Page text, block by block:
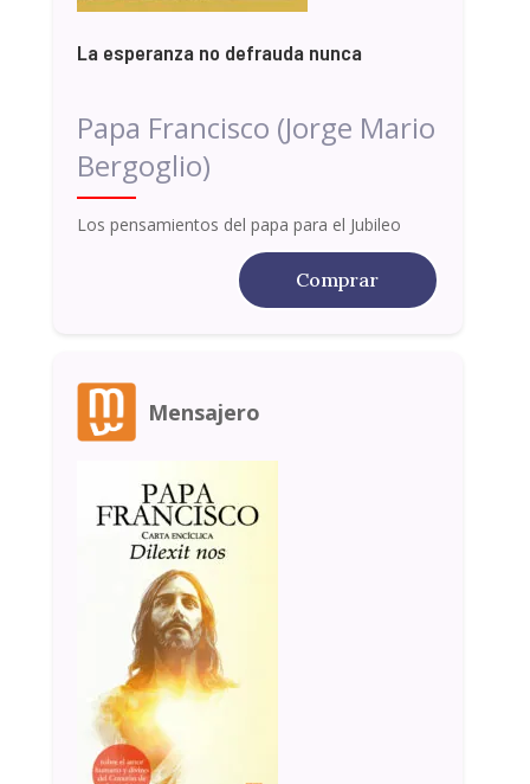
La esperanza no defrauda nunca
Papa Francisco (Jorge Mario
Bergoglio)
Los pensamientos del papa para el Jubileo
Comprar
Mensajero